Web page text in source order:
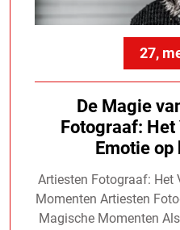
27,
De Magie
Fotograaf:
Emotie
Artiesten Fotograaf: Het
Momenten Artiesten
Magische Momenten